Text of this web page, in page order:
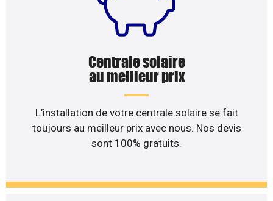
Centrale solaire
au meilleur prix
L’installation de votre centrale solaire se fait
toujours au meilleur prix avec nous. Nos devis
sont 100% gratuits.